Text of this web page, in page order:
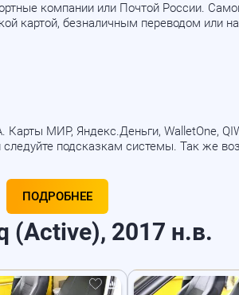
компании или Почтой России.
картой, безналичным переводом или
МИР, Яндекс.Деньги, WalletOne,
следуйте подсказкам системы. Так же
ПОДРОБНЕЕ
(Active), 2017 н.в.